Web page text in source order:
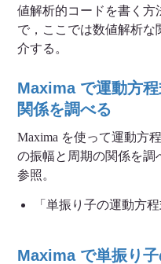
値解析的コードを書く方
で，ここでは数値解析な
介する。
Maxima で運動方
関係を調べる
Maxima を使って運動方
の振幅と周期の関係を調
参照。
「単振り子の運動方
Maxima で単振り